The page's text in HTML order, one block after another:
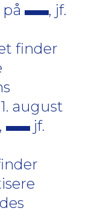
, jf.
finder
august
jf.